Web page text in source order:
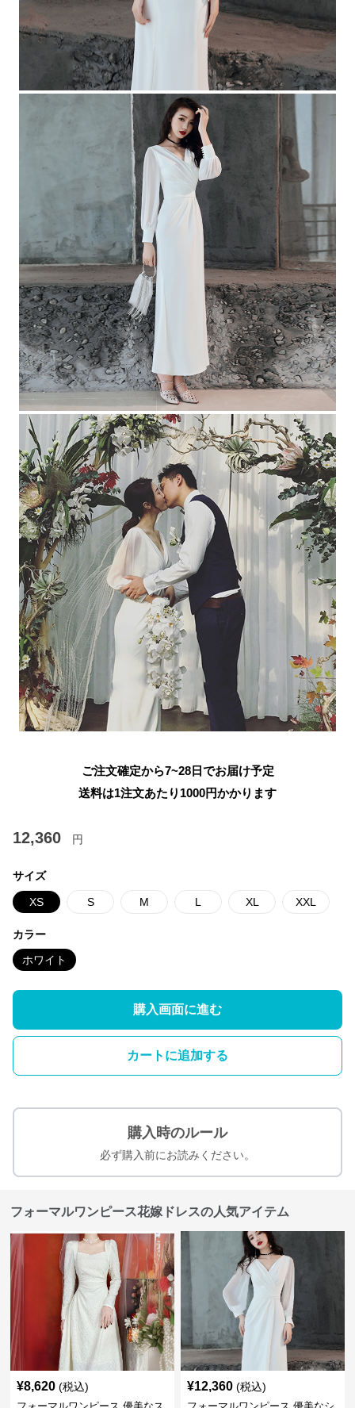
ご注文確定から7~28日でお届け予定
送料は1注文あたり 1000円かかります
12,360 円
サイズ
XS S M L XL XXL
カラー
ホワイト
購入画面に進む
カートに追加する
購入時のルール
必ず購入前にお読みください。
フォーマルワンピース花嫁ドレスの人気アイテム
¥8,620 (税込) ¥12,360 (税込)